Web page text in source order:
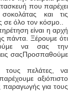
που παρέχει
και τις
σε όλο τον κόσμο..
είναι η αρχή
πάντα. Ξέρουμε ότι
να σας την
σαςΠροσπαθούμε
τους πελάτες, να
αξιόπιστο
παραγωγής για τους